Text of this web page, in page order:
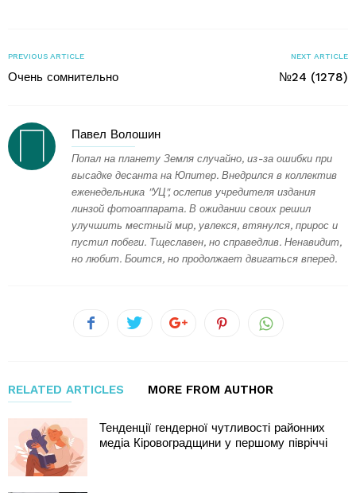
PREVIOUS ARTICLE
Очень сомнительно
NEXT ARTICLE
№24 (1278)
Павел Волошин
Попал на планету Земля случайно, из-за ошибки при
высадке десанта на Юпитер. Внедрился в коллектив
еженедельника "УЦ", ослепив учредителя издания
линзой фотоаппарата. В ожидании своих решил
улучшить местный мир, увлекся, втянулся, прирос и
пустил побеги. Тщеславен, но справедлив. Ненавидит,
но любит. Боится, но продолжает двигаться вперед.
RELATED ARTICLES MORE FROM AUTHOR
Тенденції гендерної чутливості районних
медіа Кіровоградщини у першому півріччі